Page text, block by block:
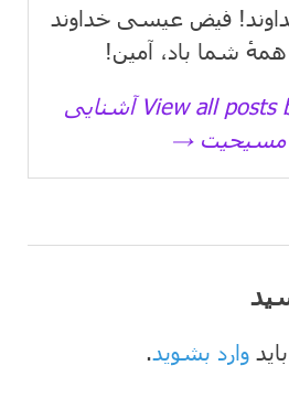
فیض عیسی خداوند
همهٔ شما باد، آمین!
View all posts by آشنایی
مسیحیت →
وارد بشوید.